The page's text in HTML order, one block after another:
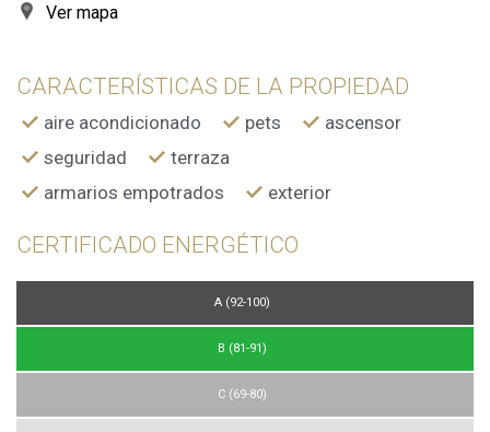
Ver mapa
CARACTERÍSTICAS DE LA PROPIEDAD
aire acondicionado pets
ascensor
seguridad
terraza
armarios empotrados
exterior
CERTIFICADO ENERGÉTICO
A (92-100)
B (81-91)
C (69-80)
Permiten realizar el seguimiento y análisis del
comportamiento de los usuarios de este sitio web. La
utiliza en la medición de la actividad de la web para la
el fin de introducir mejoras en función del análisis de los
guardar la información de preferencia del usuario para
mejor experiencia a través de productos recomendados.
Estas cookies son utilizadas para almacenar información
sobre las preferencias y elecciones personales del usuario
de navegación en el sitio web y mostrar publicidad
relacionada con el perfil de navegación del usuario.